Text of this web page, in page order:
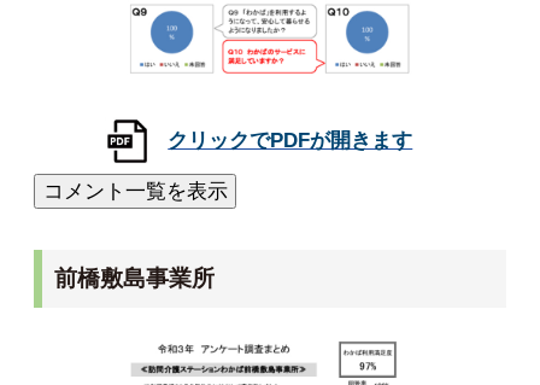
前橋敷島事業所